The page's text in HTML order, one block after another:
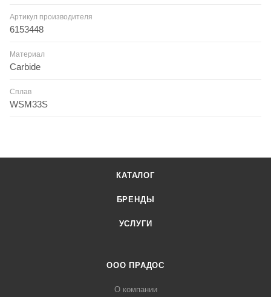
Артикул производителя
6153448
Материал
Carbide
Сплав
WSM33S
КАТАЛОГ
БРЕНДЫ
УСЛУГИ
ООО ПРАДОС
О компании